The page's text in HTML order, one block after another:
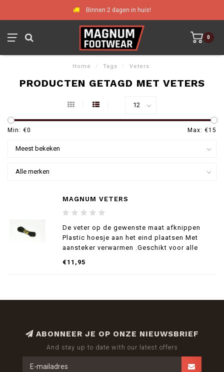
Binnen 2 dagen in huis!
0
Home / Tags / Veters
PRODUCTEN GETAGD MET VETERS
Min: €0 Max: €15
MAGNUM VETERS
De veter op de gewenste maat afknippen
Plastic hoesje aan het eind plaatsen Met
aansteker verwarmen .Geschikt voor alle
€11,95
ABONNEER JE OP ONZE NIEUWSBRIEF
And stay up to date with our latest offers